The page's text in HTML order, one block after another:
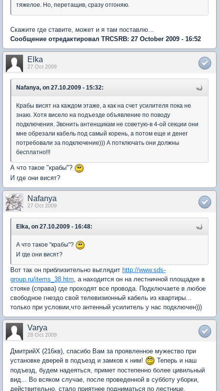
тяжелое. Но, перетащив, сразу отгоняю.
Скажите где ставите, может и я там поставлю...
Сообщение отредактировал TRCSRB: 27 October 2009 - 16:52
Elka
27 Oct 2009
Nafanya, on 27.10.2009 - 15:32:
Крабы висят на каждом этаже, а как на счет усилителя пока не
знаю. Хотя висело на подъезде объявление по поводу
подключения. Звонить антенщикам не советую-в 4-ой секции они
мне обрезали кабель под самый корень, а потом еще и денег
потребовали за подключение))) А потключать они должны
бесплатно!!!
А что такое "крабы"?
И где они висят?
Nafanya
27 Oct 2009
Elka, on 27.10.2009 - 16:48:
А что такое "крабы"?
И где они висят?
Вот так он приблизительно выглядит http://www.sds-
group.ru/items_38.htm , а находится он на лестничной площадке в
стояке (справа) где проходят все провода. Подключаете в любое
свободное гнездо свой телевизионный кабель из квартиры...
только при условии,что антенный усилитель у нас подключен)))
Varya
28 Oct 2009
ДмитрийХ (216кв), спасибо Вам за проявленное мужество при
установке дверей в подъезд и замков к ним!
Теперь и наш
подъезд, будем надеяться, примет постепенно более цивильный
вид... Во всяком случае, после проведенной в субботу уборки,
действительно, стало приятнее подниматься по лестнице.